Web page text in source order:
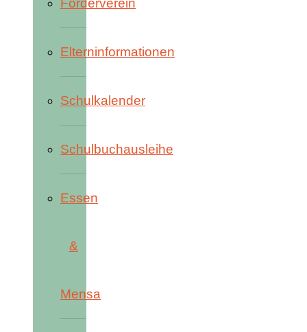
Förderverein
Elterninformationen
Schulkalender
Schulbuchausleihe
Essen
&
Mensa